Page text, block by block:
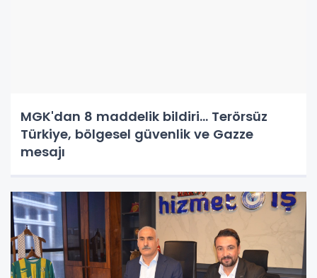
MGK'dan 8 maddelik bildiri... Terörsüz
Türkiye, bölgesel güvenlik ve Gazze
mesajı